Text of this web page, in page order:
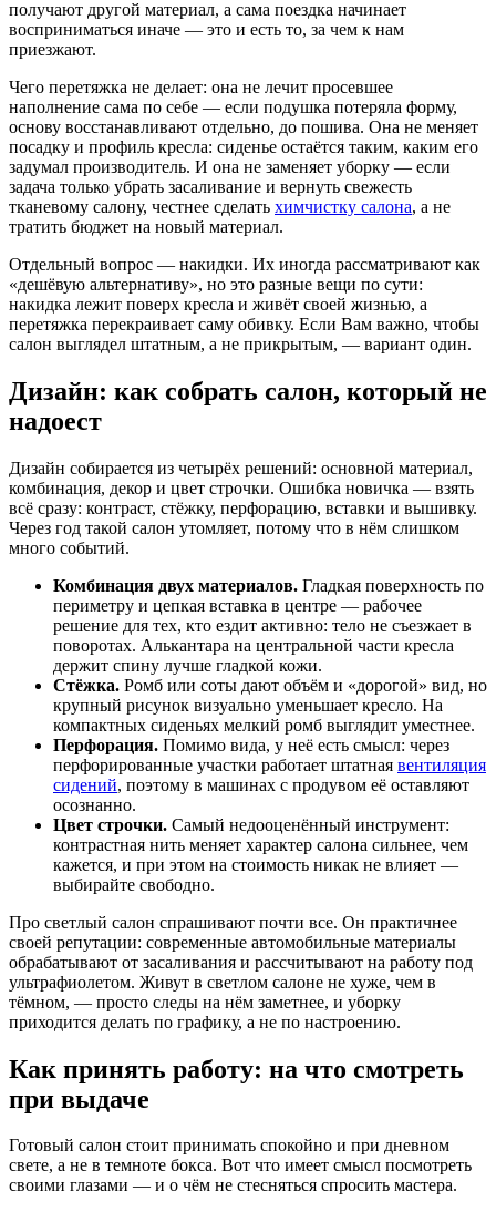
получают другой материал, а сама поездка начинает
восприниматься иначе — это и есть то, за чем к нам
приезжают.
Чего перетяжка не делает: она не лечит просевшее
наполнение сама по себе — если подушка потеряла форму,
основу восстанавливают отдельно, до пошива. Она не меняет
посадку и профиль кресла: сиденье остаётся таким, каким его
задумал производитель. И она не заменяет уборку — если
задача только убрать засаливание и вернуть свежесть
тканевому салону, честнее сделать химчистку салона, а не
тратить бюджет на новый материал.
Отдельный вопрос — накидки. Их иногда рассматривают как
«дешёвую альтернативу», но это разные вещи по сути:
накидка лежит поверх кресла и живёт своей жизнью, а
перетяжка перекраивает саму обивку. Если Вам важно, чтобы
салон выглядел штатным, а не прикрытым, — вариант один.
Дизайн: как собрать салон, который не
надоест
Дизайн собирается из четырёх решений: основной материал,
комбинация, декор и цвет строчки. Ошибка новичка — взять
всё сразу: контраст, стёжку, перфорацию, вставки и вышивку.
Через год такой салон утомляет, потому что в нём слишком
много событий.
Комбинация двух материалов. Гладкая поверхность по
периметру и цепкая вставка в центре — рабочее
решение для тех, кто ездит активно: тело не съезжает в
поворотах. Алькантара на центральной части кресла
держит спину лучше гладкой кожи.
Стёжка. Ромб или соты дают объём и «дорогой» вид, но
крупный рисунок визуально уменьшает кресло. На
компактных сиденьях мелкий ромб выглядит уместнее.
Перфорация. Помимо вида, у неё есть смысл: через
перфорированные участки работает штатная вентиляция
сидений, поэтому в машинах с продувом её оставляют
осознанно.
Цвет строчки. Самый недооценённый инструмент:
контрастная нить меняет характер салона сильнее, чем
кажется, и при этом на стоимость никак не влияет —
выбирайте свободно.
Про светлый салон спрашивают почти все. Он практичнее
своей репутации: современные автомобильные материалы
обрабатывают от засаливания и рассчитывают на работу под
ультрафиолетом. Живут в светлом салоне не хуже, чем в
тёмном, — просто следы на нём заметнее, и уборку
приходится делать по графику, а не по настроению.
Как принять работу: на что смотреть
при выдаче
Готовый салон стоит принимать спокойно и при дневном
свете, а не в темноте бокса. Вот что имеет смысл посмотреть
своими глазами — и о чём не стесняться спросить мастера.